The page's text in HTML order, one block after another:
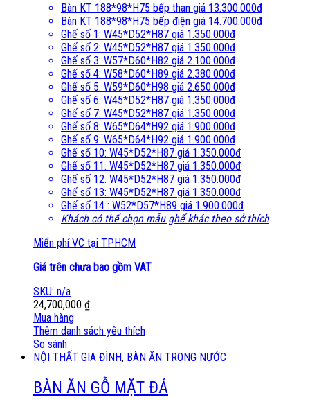
Bàn KT 188*98*H75 bếp than giá 13.300.000đ
Bàn KT 188*98*H75 bếp điện giá 14.700.000đ
Ghế số 1: W45*D52*H87 giá 1.350.000đ
Ghế số 2: W45*D52*H87 giá 1.350.000đ
Ghế số 3: W57*D60*H82 giá 2.100.000đ
Ghế số 4: W58*D60*H89 giá 2.380.000đ
Ghế số 5: W59*D60*H98 giá 2.650.000đ
Ghế số 6: W45*D52*H87 giá 1.350.000đ
Ghế số 7: W45*D52*H87 giá 1.350.000đ
Ghế số 8: W65*D64*H92 giá 1.900.000đ
Ghế số 9: W65*D64*H92 giá 1.900.000đ
Ghế số 10: W45*D52*H87 giá 1.350.000đ
Ghế số 11: W45*D52*H87 giá 1.350.000đ
Ghế số 12: W45*D52*H87 giá 1.350.000đ
Ghế số 13: W45*D52*H87 giá 1.350.000đ
Ghế số 14 : W52*D57*H89 giá 1.900.000đ
Khách có thể chọn mẫu ghế khác theo sở thích
Miển phí VC tại TPHCM
Giá trên chưa bao gồm VAT
SKU: n/a
24,700,000 ₫
Mua hàng
Thêm danh sách yêu thích
So sánh
NỘI THẤT GIA ĐÌNH, BÀN ĂN TRONG NƯỚC
BÀN ĂN GỖ MẶT ĐÁ